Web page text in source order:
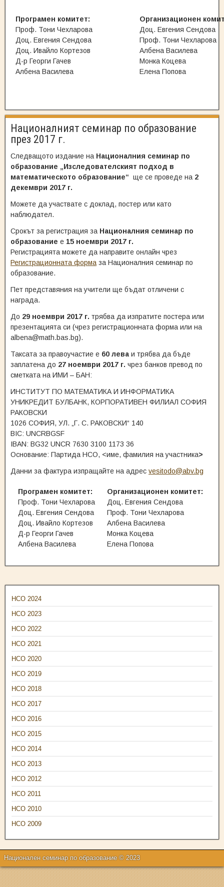
Програмен комитет:
Проф. Тони Чехларова
Доц. Евгения Сендова
Доц. Ивайло Кортезов
Д-р Георги Гачев
Албена Василева
Организационен
Доц. Евгения Сендова
Проф. Тони Чехларова
Албена Василева
Монка Коцева
Елена Попова
Националният семинар по образование
през 2017 г.
Следващото издание на Националния семинар по
образование „Изследователският подход в
математическото образование“ ще се проведе на 2
декември 2017 г.
Можете да участвате с доклад, постер или като
наблюдател.
Срокът за регистрация за Националния семинар по
образование е 15 ноември 2017 г.
Регистрацията можете да направите онлайн чрез
Регистрационната форма за Националния семинар по
образование.
Пет представяния на учители ще бъдат отличени с
награда.
До 29 ноември 2017 г. трябва да изпратите постера или
презентацията си (чрез регистрационната форма или на
albena@math.bas.bg).
Таксата за правоучастие е 60 лева и трябва да бъде
заплатена до 27 ноември 2017 г. чрез банков превод по
сметката на ИМИ – БАН:
ИНСТИТУТ ПО МАТЕМАТИКА И ИНФОРМАТИКА
УНИКРЕДИТ БУЛБАНК, КОРПОРАТИВЕН ФИЛИАЛ СОФИЯ
РАКОВСКИ
1026 СОФИЯ, УЛ. „Г. С. РАКОВСКИ“ 140
BIC: UNCRBGSF
IBAN: BG32 UNCR 7630 3100 1173 36
Основание: Партида НСО, <име, фамилия на участника>
Данни за фактура изпращайте на адрес vesitodo@abv.bg
Програмен комитет:
Проф. Тони Чехларова
Доц. Евгения Сендова
Доц. Ивайло Кортезов
Д-р Георги Гачев
Албена Василева
Организационен комитет:
Доц. Евгения Сендова
Проф. Тони Чехларова
Албена Василева
Монка Коцева
Елена Попова
НСО 2024
НСО 2023
НСО 2022
НСО 2021
НСО 2020
НСО 2019
НСО 2018
НСО 2017
НСО 2016
НСО 2015
НСО 2014
НСО 2013
НСО 2012
НСО 2011
НСО 2010
НСО 2009
Национален семинар по образование © 2023